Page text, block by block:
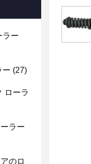
ラー
ー (27)
ローラ
ラー
のロ